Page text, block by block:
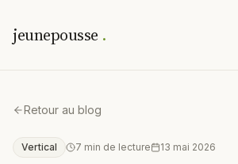
jeunepousse .
Retour au blog
Vertical 7 min de lecture 13 mai 2026